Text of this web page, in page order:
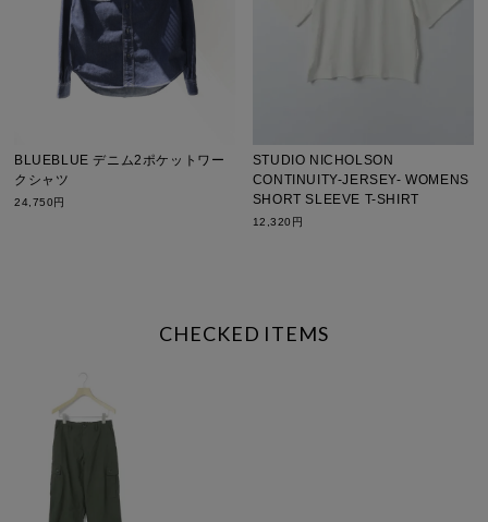
BLUEBLUE デニム2ポケットワー
クシャツ
24,750円
STUDIO NICHOLSON
CONTINUITY-JERSEY- WOMENS
SHORT SLEEVE T-SHIRT
12,320円
CHECKED ITEMS